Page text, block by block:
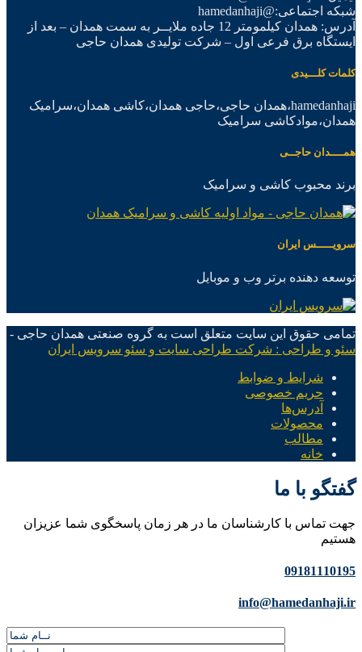
شبکه اجتماعی:@hamedanhaji
آدرس: همدان کیلمومتر 12 جاده ملایــر به سمت همدان – بعد از
ایستگاه برق فرعی اول – شرکت تولیدی همدان حاجی
کلمات کلـــیدی
hamedanhaji،همدان حاجی،حاجی همدان،کاشی همدان،سرامیک
همدان،موادکاشی سرامیک
همــــدان حاجــی
برند محبوب کاشی و سرامیک
سرویـــــس ایران
توسعه دهنده برتر وب و موبایل
تمامی حقوق این سایت متعلق است به گروه صنعتی همدان حاجی -
سئو و طراحی : شرکت طراحی سایت و سئو سرویس ایران
شرایط و ضوابط
حریم خصوصی
آدرس‌ها
محصولات
مطالب
خانه
گفتگو با ما
جهت تماس با کارشناسان ما در هر زمان پاسخگوی شما عزیزان
هستیم
09181110195
info@hamedanhaji.ir